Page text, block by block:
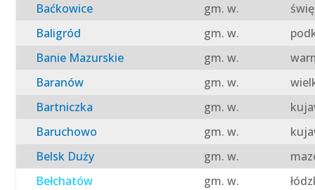
Baćkowice
gm. w.
Baligród
gm. w.
Banie Mazurskie
gm. w.
Baranów
gm. w.
Bartniczka
gm. w.
Baruchowo
gm. w.
Belsk Duży
gm. w.
Bełchatów
gm. w.